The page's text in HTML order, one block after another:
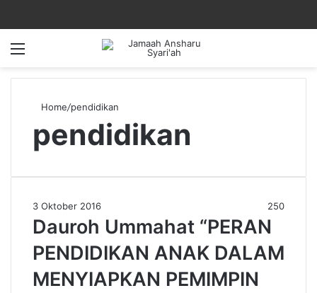
Home/pendidikan
pendidikan
3 Oktober 2016 250
Dauroh Ummahat “PERAN
PENDIDIKAN ANAK DALAM
MENYIAPKAN PEMIMPIN